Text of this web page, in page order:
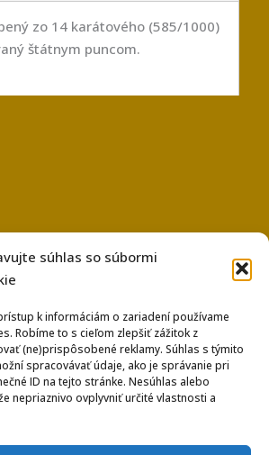
súhlas so súbormi
k informáciám o zariadení používame
Robíme to s cieľom zlepšiť zážitok z
(ne)prispôsobené reklamy. Súhlas s týmito
spracovávať údaje, ako je správanie pri
ID na tejto stránke. Nesúhlas alebo
nepriaznivo ovplyvniť určité vlastnosti a
zo 14 karátového (585/1000)
štátnym puncom.
súborov Cookies
osobných údajov